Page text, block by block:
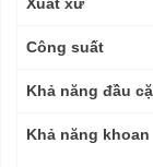
Công suất
Khả năng đầu
Khả năng khoan